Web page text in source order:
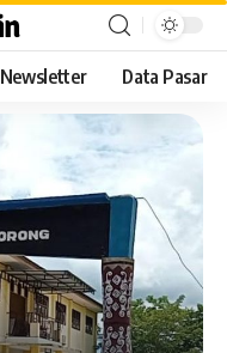
Newsletter Data Pasar